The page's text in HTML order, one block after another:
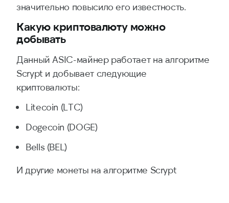
значительно повысило его известность.
Какую криптовалюту можно
добывать
Данный ASIC-майнер работает на алгоритме
Scrypt и добывает следующие
криптовалюты:
Litecoin (LTC)
Dogecoin (DOGE)
Bells (BEL)
И другие монеты на алгоритме Scrypt